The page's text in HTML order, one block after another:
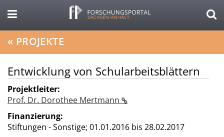
« PROJEKTE
Entwicklung von Schularbeitsblättern
Projektleiter:
Prof. Dr. Dorothee Mertmann
Finanzierung:
Stiftungen - Sonstige; 01.01.2016 bis 28.02.2017